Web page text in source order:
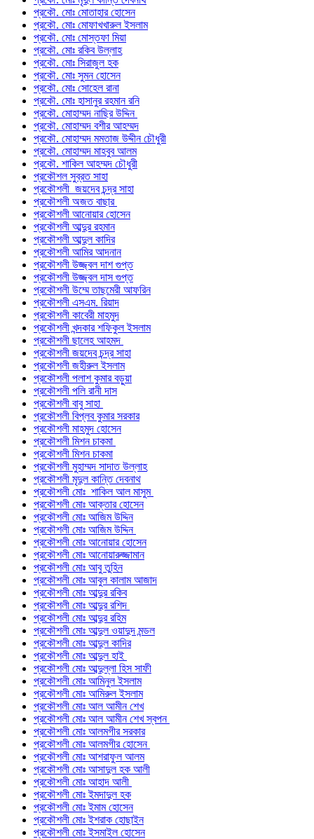
প্রকৌ. মোঃ মোতাহার হোসেন
প্রকৌ. মোঃ মোফাখখারুল ইসলাম
প্রকৌ. মোঃ মোস্তফা মিয়া
প্রকৌ. মোঃ রকিব উল্লাহ
প্রকৌ. মোঃ সিরাজুল হক
প্রকৌ. মোঃ সুমন হোসেন
প্রকৌ. মোঃ সোহেল রানা
প্রকৌ. মোঃ হাসানুর রহমান রনি
প্রকৌ. মোহাম্মদ নাছির উদ্দিন
প্রকৌ. মোহাম্মদ বশীর আহম্মদ
প্রকৌ. মোহাম্মদ মমতাজ উদ্দীন চৌধুরী
প্রকৌ. মোহাম্মদ মাহবুব আলম
প্রকৌ. শাকিল আহম্মদ চৌধুরী
প্রকৌশল সুব্রত সাহা
প্রকৌশলী জয়দেব চন্দ্র সাহা
প্রকৌশলী অজত বাছার
প্রকৌশলী আনোয়ার হোসেন
প্রকৌশলী আব্দুর রহমান
প্রকৌশলী আব্দুল কাদির
প্রকৌশলী আমির আদনান
প্রকৌশলী উজ্জ্বল দাশ গুপ্ত
প্রকৌশলী উজ্জ্বল দাস গুপ্ত
প্রকৌশলী উম্মে তাছমেরী আফরিন
প্রকৌশলী এসএম. রিয়াদ
প্রকৌশলী কাবেরী মাহমুদ
প্রকৌশলী খন্দকার শফিকুল ইসলাম
প্রকৌশলী ছালেহ আহমদ
প্রকৌশলী জয়দেব চন্দ্র সাহা
প্রকৌশলী জহীরুল ইসলাম
প্রকৌশলী পলাশ কুমার বড়ুয়া
প্রকৌশলী পলি রানী দাস
প্রকৌশলী বাবু সাহা
প্রকৌশলী বিপ্লব কুমার সরকার
প্রকৌশলী মাহমুদ হোসেন
প্রকৌশলী মিশন চাকমা
প্রকৌশলী মিশন চাকমা
প্রকৌশলী মুহাম্মদ সাদাত উল্লাহ
প্রকৌশলী মৃদুল কান্তি দেবনাথ
প্রকৌশলী মোঃ শাকিল আল মাসুম
প্রকৌশলী মোঃ আক্তার হোসেন
প্রকৌশলী মোঃ আজিম উদ্দিন
প্রকৌশলী মোঃ আজিম উদ্দিন
প্রকৌশলী মোঃ আনোয়ার হোসেন
প্রকৌশলী মোঃ আনোয়ারুজ্জামান
প্রকৌশলী মোঃ আবু তুহিন
প্রকৌশলী মোঃ আবুল কালাম আজাদ
প্রকৌশলী মোঃ আব্দুর রকিব
প্রকৌশলী মোঃ আব্দুর রশিদ
প্রকৌশলী মোঃ আব্দুর রহিম
প্রকৌশলী মোঃ আব্দুল ওয়াদুদ মন্ডল
প্রকৌশলী মোঃ আব্দুল কাদির
প্রকৌশলী মোঃ আব্দুল হাই
প্রকৌশলী মোঃ আব্দুল্লা হিস সাফী
প্রকৌশলী মোঃ আমিনুল ইসলাম
প্রকৌশলী মোঃ আমিরুল ইসলাম
প্রকৌশলী মোঃ আল আমীন শেখ
প্রকৌশলী মোঃ আল আমীন শেখ স্বপন
প্রকৌশলী মোঃ আলমগীর সরকার
প্রকৌশলী মোঃ আলমগীর হোসেন
প্রকৌশলী মোঃ আশরাফুল আলম
প্রকৌশলী মোঃ আসাদুল হক আলী
প্রকৌশলী মোঃ আহাদ আলী
প্রকৌশলী মোঃ ইমদাদুল হক
প্রকৌশলী মোঃ ইমাম হোসেন
প্রকৌশলী মোঃ ইশরাক হোছাইন
প্রকৌশলী মোঃ ইসমাইল হোসেন